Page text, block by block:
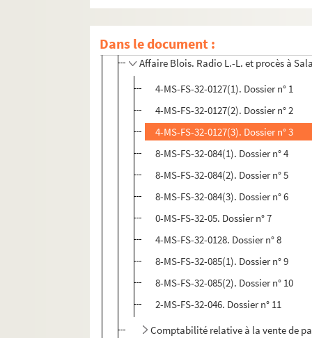
Dans le document :
Télévision
Affaire Blois. Radio L.-L. et procès à
4-MS-FS-32-0127(1). Dossier n° 1
4-MS-FS-32-0127(2). Dossier n° 2
4-MS-FS-32-0127(3). Dossier n° 3
8-MS-FS-32-084(1). Dossier n° 4
8-MS-FS-32-084(2). Dossier n° 5
8-MS-FS-32-084(3). Dossier n° 6
0-MS-FS-32-05. Dossier n° 7
4-MS-FS-32-0128. Dossier n° 8
8-MS-FS-32-085(1). Dossier n° 9
8-MS-FS-32-085(2). Dossier n° 10
2-MS-FS-32-046. Dossier n° 11
Comptabilité relative à la vente de